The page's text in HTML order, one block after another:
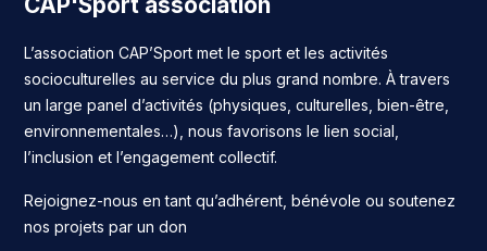
L’association CAP’Sport met le sport et les activités
socioculturelles au service du plus grand nombre. À travers
un large panel d’activités (physiques, culturelles, bien-être,
environnementales…), nous favorisons le lien social,
l’inclusion et l’engagement collectif.
Rejoignez-nous en tant qu’adhérent, bénévole ou soutenez
nos projets par un don